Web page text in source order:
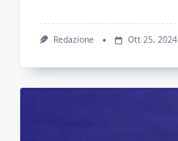
Redazione Ott 25, 2024